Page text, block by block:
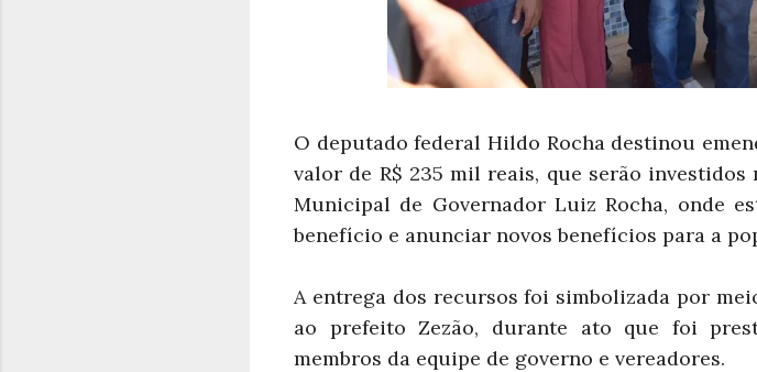
O deputado federal Hildo Rocha destinou
valor de R$ 235 mil reais, que serão
Municipal de Governador Luiz Rocha, onde
benefício e anunciar novos benefícios para a
A entrega dos recursos foi simbolizada por
ao prefeito Zezão, durante ato que foi
membros da equipe de governo e vereadores.